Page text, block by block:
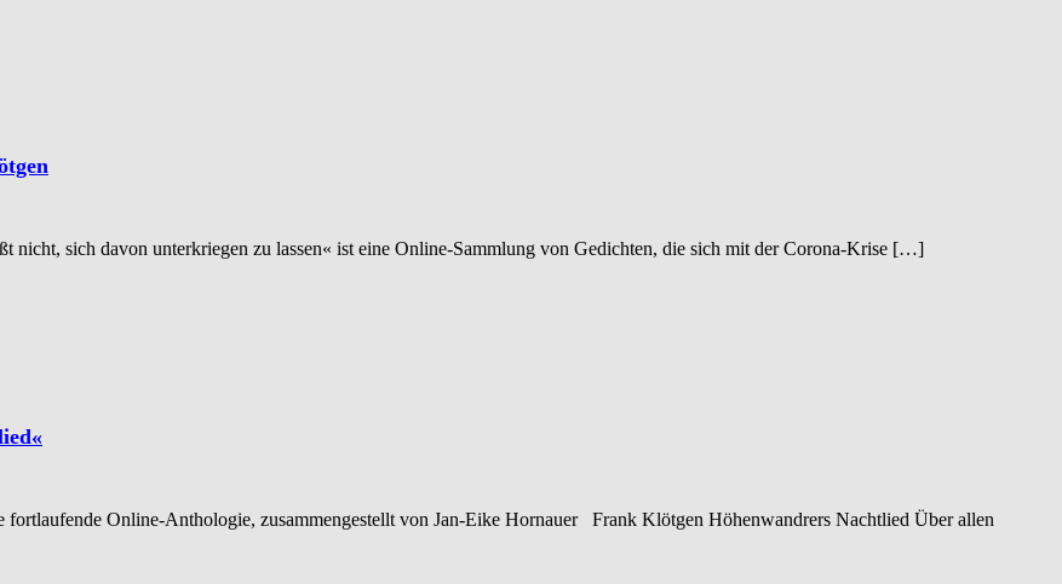
nicht, sich davon unterkriegen zu lassen« ist eine Online-Sammlung von Gedichten, die sich mit der Corona-Krise […]
fortlaufende Online-Anthologie, zusammengestellt von Jan-Eike Hornauer Frank Klötgen Höhenwandrers Nachtlied Über allen